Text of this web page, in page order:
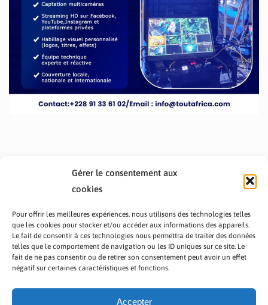
Gérer le consentement aux
cookies
Pour offrir les meilleures expériences, nous utilisons des technologies telles
que les cookies pour stocker et/ou accéder aux informations des appareils.
Le fait de consentir à ces technologies nous permettra de traiter des données
telles que le comportement de navigation ou les ID uniques sur ce site. Le
fait de ne pas consentir ou de retirer son consentement peut avoir un effet
négatif sur certaines caractéristiques et fonctions.
Accepter
PRÉSENTATION TOUTAFRICA
A PROPOS